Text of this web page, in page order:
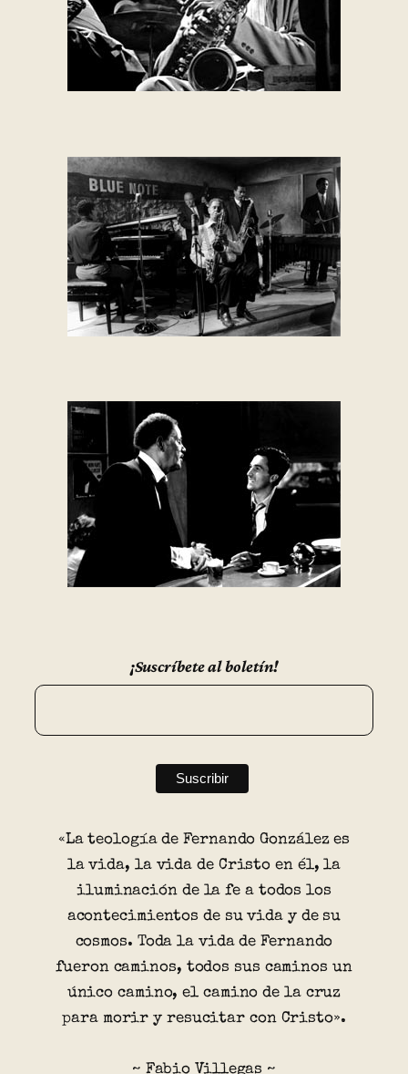
¡Suscríbete al boletín!
«La teología de Fernando González es
la vida, la vida de Cristo en él, la
iluminación de la fe a todos los
acontecimientos de su vida y de su
cosmos. Toda la vida de Fernando
fueron caminos, todos sus caminos un
único camino, el camino de la cruz
para morir y resucitar con Cristo».
~ Fabio Villegas ~